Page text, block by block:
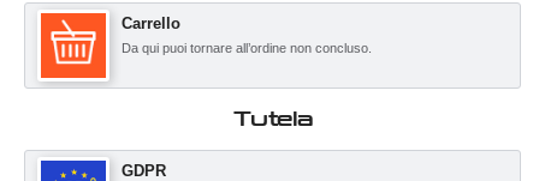
Carrello
Da qui puoi tornare all’ordine non concluso.
Tutela
GDPR